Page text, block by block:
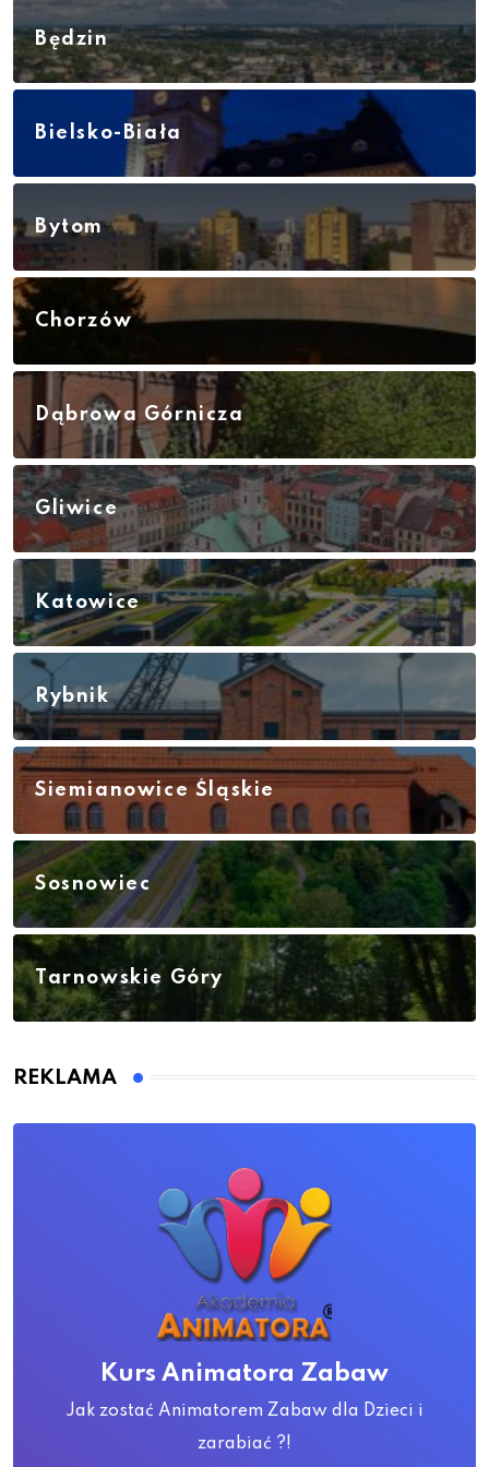
Będzin
Bielsko-Biała
Bytom
Chorzów
Dąbrowa Górnicza
Gliwice
Katowice
Rybnik
Siemianowice Śląskie
Sosnowiec
Tarnowskie Góry
REKLAMA
Kurs Animatora Zabaw
Jak zostać Animatorem Zabaw dla Dzieci i
zarabiać ?!